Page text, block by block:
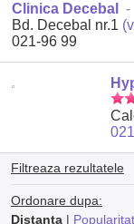
Clinica Decebal
-
Bd. Decebal nr.1
021-96 99
Filtreaza rezultatele
Ordonare dupa:
Distanta|